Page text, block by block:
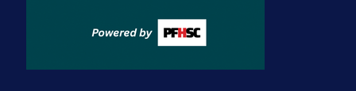
Fudbaler Olympiacosa želi obući